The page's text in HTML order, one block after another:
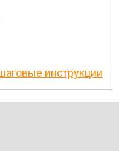
инструкции